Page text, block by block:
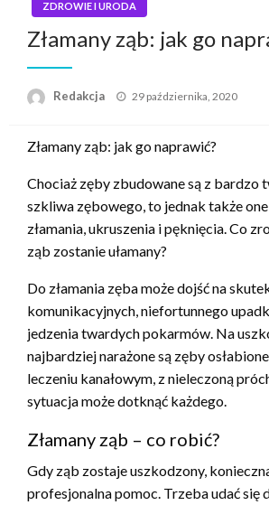
ZDROWIE I URODA
Złamany ząb: jak go
Redakcja Napisano
29 października, 2020
Złamany ząb: jak go naprawić?
Chociaż zęby zbudowane są z bardzo
szkliwa zębowego, to jednak także one
złamania, ukruszenia i pęknięcia. Co
ząb zostanie ułamany?
Do złamania zęba może dojść na
komunikacyjnych, niefortunnego
jedzenia twardych pokarmów. Na
najbardziej narażone są zęby
leczeniu kanałowym, z nieleczoną
sytuacja może dotknąć każdego.
Złamany ząb – co robić?
Gdy ząb zostaje uszkodzony,
profesjonalna pomoc. Trzeba udać się